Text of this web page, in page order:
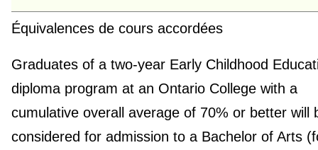
Équivalences de cours accordées
Graduates of a two-year Early Childhood
diploma program at an Ontario College with a
cumulative overall average of 70% or better will
considered for admission to a Bachelor of Arts